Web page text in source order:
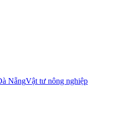
NẵngVật tư nông nghiệp